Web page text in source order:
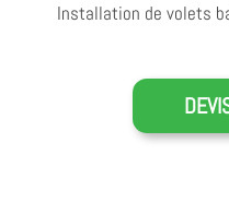
Installation de volets